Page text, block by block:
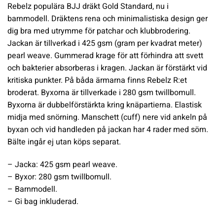
Rebelz populära BJJ dräkt Gold Standard, nu i
barnmodell. Dräktens rena och minimalistiska design ger
dig bra med utrymme för patchar och klubbrodering.
Jackan är tillverkad i 425 gsm (gram per kvadrat meter)
pearl weave. Gummerad krage för att förhindra att svett
och bakterier absorberas i kragen. Jackan är förstärkt vid
kritiska punkter. På båda ärmarna finns Rebelz R:et
broderat. Byxorna är tillverkade i 280 gsm twillbomull.
Byxorna är dubbelförstärkta kring knäpartierna. Elastisk
midja med snörning. Manschett (cuff) nere vid ankeln på
byxan och vid handleden på jackan har 4 rader med söm.
Bälte ingår ej utan köps separat.
– Jacka: 425 gsm pearl weave.
– Byxor: 280 gsm twillbomull.
– Barnmodell.
– Gi bag inkluderad.